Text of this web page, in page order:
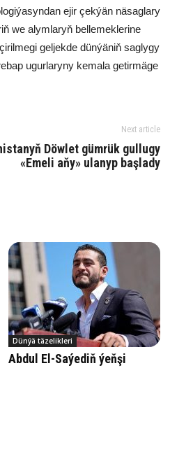
ejir çekýän näsaglary
we alymlaryň bellemeklerine
geljekde dünýäniň saglygy
ugurlaryny kemala getirmäge
Next article
Döwlet gümrük gullugy
«Emeli aňy» ulanyp başlady
Dünýä täzelikleri
Abdul El-Saýediň ýeňşi